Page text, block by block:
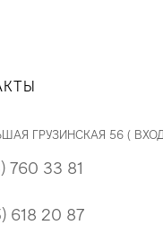
ГРУЗИНСКАЯ 56 (
760 33 81
618 20 87